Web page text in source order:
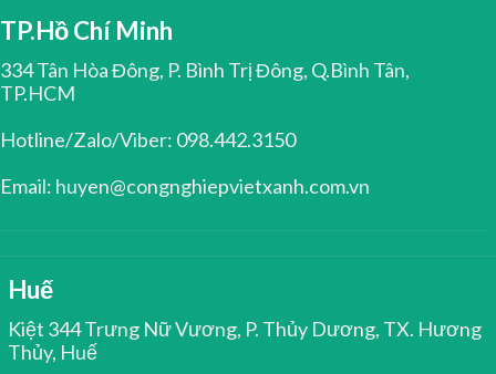
TP.Hồ Chí Minh
334 Tân Hòa Đông, P. Bình Trị Đông, Q.Bình Tân,
TP.HCM
Hotline/Zalo/Viber: 098.442.3150
Email: huyen@congnghiepvietxanh.com.vn
Huế
Kiệt 344 Trưng Nữ Vương, P. Thủy Dương, TX. Hương
Thủy, Huế